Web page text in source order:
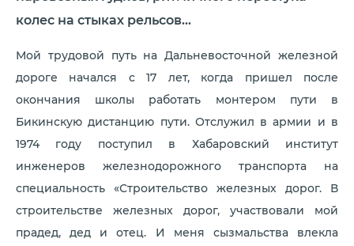
колес на стыках рельсов...
Мой трудовой путь на Дальневосточной железной
дороге начался с 17 лет, когда пришел после
окончания школы работать монтером пути в
Бикинскую дистанцию пути. Отслужил в армии и в
1974 году поступил в Хабаровский институт
инженеров железнодорожного транспорта на
специальность «Строительство железных дорог. В
строительстве железных дорог, участвовали мой
прадед, дед и отец. И меня сызмальства влекла